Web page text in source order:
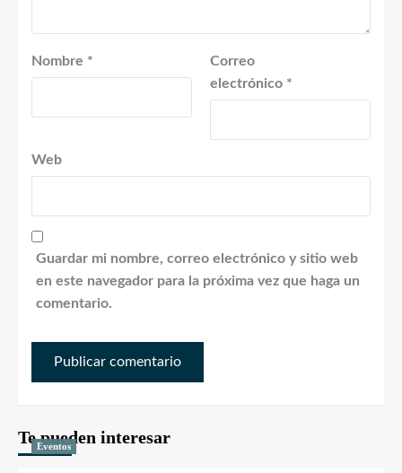
Nombre *
Correo
electrónico *
Web
Guardar mi nombre, correo electrónico y sitio web
en este navegador para la próxima vez que haga un
comentario.
Te pueden interesar
Eventos